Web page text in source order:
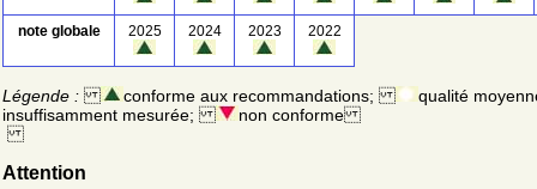
note globale 2025 2024 2023 2022
Légende : conforme aux recommandations;
qualité
insuffisamment mesurée;
non conforme
Attention